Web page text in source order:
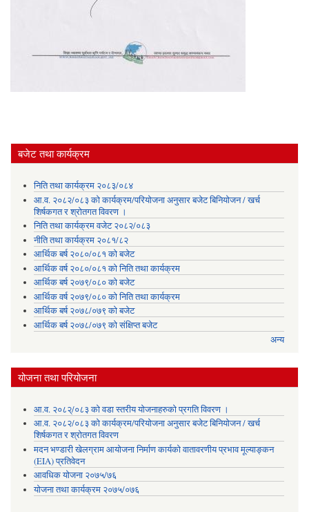
बजेट तथा कार्यक्रम
निति तथा कार्यक्रम २०८३/०८४
आ.व. २०८२/०८३ को कार्यक्रम/परियोजना अनुसार बजेट बिनियोजन / खर्च
शिर्षकगत र श्रोतगत विवरण ।
निति तथा कार्यक्रम वजेट २०८२/०८३
नीति तथा कार्यक्रम २०८१/८२
आर्थिक बर्ष २०८०/०८१ को बजेट
आर्थिक वर्ष २०८०/०८१ को निति तथा कार्यक्रम
आर्थिक बर्ष २०७९/०८० को बजेट
आर्थिक वर्ष २०७९/०८० को निति तथा कार्यक्रम
आर्थिक बर्ष २०७८/०७९ को बजेट
आर्थिक बर्ष २०७८/०७९ को संक्षिप्त बजेट
अन्य
योजना तथा परियोजना
आ.व. २०८२्/०८३ को वडा स्तरीय योजनाहरुको प्रगति विवरण ।
आ.व. २०८२/०८३ को कार्यक्रम/परियोजना अनुसार बजेट बिनियोजन / खर्च
शिर्षकगत र श्रोतगत विवरण
मदन भण्डारी खेलग्राम आयोजना निर्माण कार्यको वातावरणीय प्रभाव मूल्याङ्कन
(EIA) प्रतिवेदन
आवधिक योजना २०७५/७६
योजना तथा कार्यक्रम २०७५/०७६